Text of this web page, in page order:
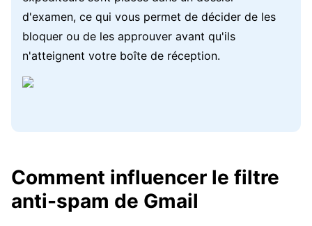
d'examen, ce qui vous permet de décider de les
bloquer ou de les approuver avant qu'ils
n'atteignent votre boîte de réception.
Comment influencer le filtre
anti-spam de Gmail